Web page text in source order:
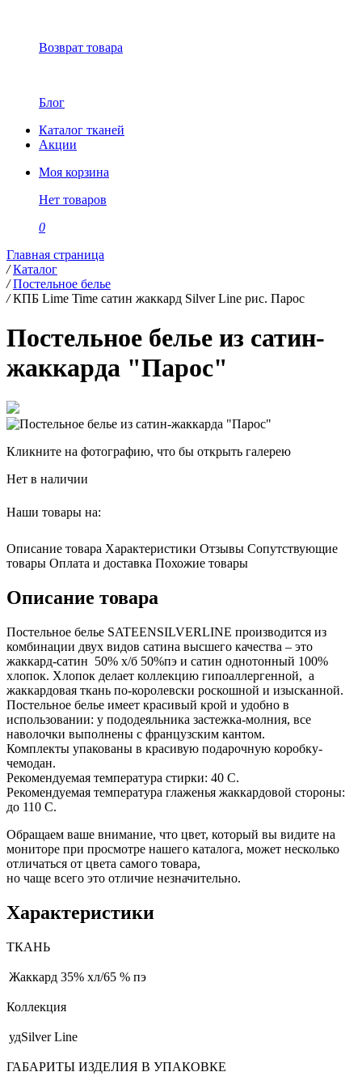
Возврат товара
Блог
Каталог тканей
Акции
Моя корзина
Нет товаров
0
Главная страница
/ Каталог
/ Постельное белье
/ КПБ Lime Time сатин жаккард Silver Line рис. Парос
Постельное белье из сатин-
жаккарда "Парос"
Кликните на фотографию, что бы открыть галерею
Нет в наличии
Наши товары на:
Описание товара Характеристики Отзывы Сопутствующие
товары Оплата и доставка Похожие товары
Описание товара
Постельное белье SATEENSILVERLINE производится из
комбинации двух видов сатина высшего качества – это
жаккард-сатин 50% х/б 50%пэ и сатин однотонный 100%
хлопок. Хлопок делает коллекцию гипоаллергенной, а
жаккардовая ткань по-королевски роскошной и изысканной.
Постельное белье имеет красивый крой и удобно в
использовании: у пододеяльника застежка-молния, все
наволочки выполнены с французским кантом.
Комплекты упакованы в красивую подарочную коробку-
чемодан.
Рекомендуемая температура стирки: 40 С.
Рекомендуемая температура глаженья жаккардовой стороны:
до 110 С.
Обращаем ваше внимание, что цвет, который вы видите на
мониторе при просмотре нашего каталога, может несколько
отличаться от цвета самого товара,
но чаще всего это отличие незначительно.
Характеристики
ТКАНЬ
Жаккард 35% хл/65 % пэ
Коллекция
удSilver Line
ГАБАРИТЫ ИЗДЕЛИЯ В УПАКОВКЕ